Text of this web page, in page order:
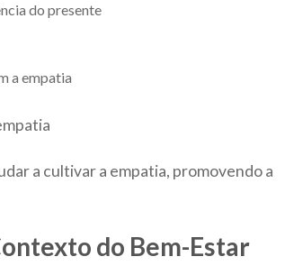
do presente
a empatia
a cultivar a empatia, promovendo a
do Bem-Estar